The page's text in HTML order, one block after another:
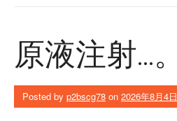
原液注射…。
Posted by p2bscg78 on 2026年8月4日